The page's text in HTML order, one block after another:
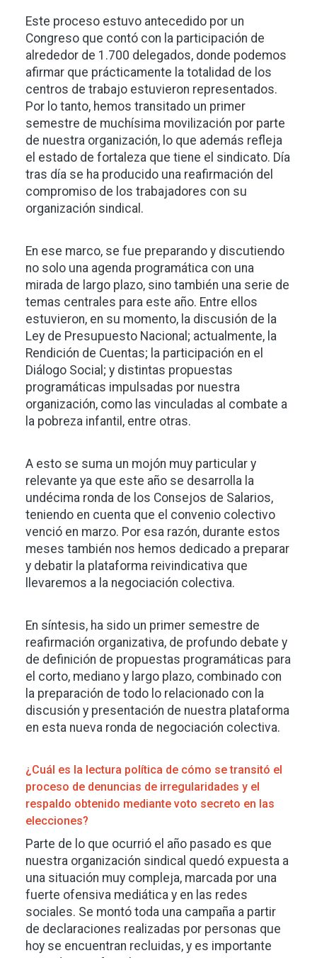
Este proceso estuvo antecedido por un
Congreso que contó con la participación de
alrededor de 1.700 delegados, donde podemos
afirmar que prácticamente la totalidad de los
centros de trabajo estuvieron representados.
Por lo tanto, hemos transitado un primer
semestre de muchísima movilización por parte
de nuestra organización, lo que además refleja
el estado de fortaleza que tiene el sindicato. Día
tras día se ha producido una reafirmación del
compromiso de los trabajadores con su
organización sindical.
En ese marco, se fue preparando y discutiendo
no solo una agenda programática con una
mirada de largo plazo, sino también una serie de
temas centrales para este año. Entre ellos
estuvieron, en su momento, la discusión de la
Ley de Presupuesto Nacional; actualmente, la
Rendición de Cuentas; la participación en el
Diálogo Social; y distintas propuestas
programáticas impulsadas por nuestra
organización, como las vinculadas al combate a
la pobreza infantil, entre otras.
A esto se suma un mojón muy particular y
relevante ya que este año se desarrolla la
undécima ronda de los Consejos de Salarios,
teniendo en cuenta que el convenio colectivo
venció en marzo. Por esa razón, durante estos
meses también nos hemos dedicado a preparar
y debatir la plataforma reivindicativa que
llevaremos a la negociación colectiva.
En síntesis, ha sido un primer semestre de
reafirmación organizativa, de profundo debate y
de definición de propuestas programáticas para
el corto, mediano y largo plazo, combinado con
la preparación de todo lo relacionado con la
discusión y presentación de nuestra plataforma
en esta nueva ronda de negociación colectiva.
¿Cuál es la lectura política de cómo se transitó el
proceso de denuncias de irregularidades y el
respaldo obtenido mediante voto secreto en las
elecciones?
Parte de lo que ocurrió el año pasado es que
nuestra organización sindical quedó expuesta a
una situación muy compleja, marcada por una
fuerte ofensiva mediática y en las redes
sociales. Se montó toda una campaña a partir
de declaraciones realizadas por personas que
hoy se encuentran recluidas, y es importante